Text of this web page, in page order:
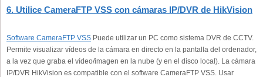
6. Utilice CameraFTP VSS con cámaras IP/DVR de HikVision
Software CameraFTP VSS Puede utilizar un PC como sistema DVR de CCTV.
Permite visualizar vídeos de la cámara en directo en la pantalla del ordenador,
a la vez que graba el vídeo/imagen en la nube (y en el disco local). La cámara
IP/DVR HikVision es compatible con el software CameraFTP VSS. Usar